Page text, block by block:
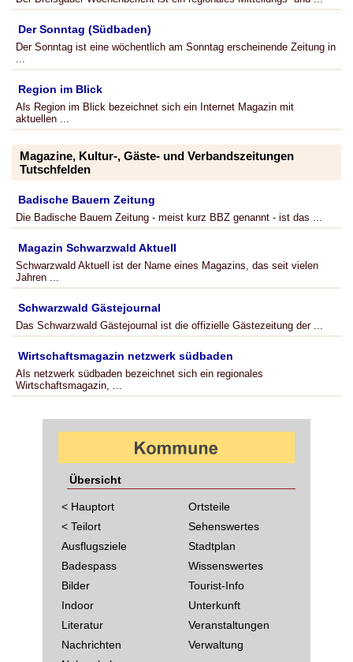
Der Sonntag (Südbaden)
Der Sonntag ist eine wöchentlich am Sonntag erscheinende Zeitung in
...
Region im Blick
Als Region im Blick bezeichnet sich ein Internet Magazin mit
aktuellen ...
Magazine, Kultur-, Gäste- und Verbandszeitungen
Tutschfelden
Badische Bauern Zeitung
Die Badische Bauern Zeitung - meist kurz BBZ genannt - ist das ...
Magazin Schwarzwald Aktuell
Schwarzwald Aktuell ist der Name eines Magazins, das seit vielen
Jahren ...
Schwarzwald Gästejournal
Das Schwarzwald Gästejournal ist die offizielle Gästezeitung der ...
Wirtschaftsmagazin netzwerk südbaden
Als netzwerk südbaden bezeichnet sich ein regionales
Wirtschaftsmagazin, ...
Übersicht
< Hauptort
< Teilort
Ausflugsziele
Badespass
Bilder
Indoor
Literatur
Nachrichten
Ortsteile
Sehenswertes
Stadtplan
Wissenswertes
Tourist-Info
Unterkunft
Veranstaltungen
Verwaltung